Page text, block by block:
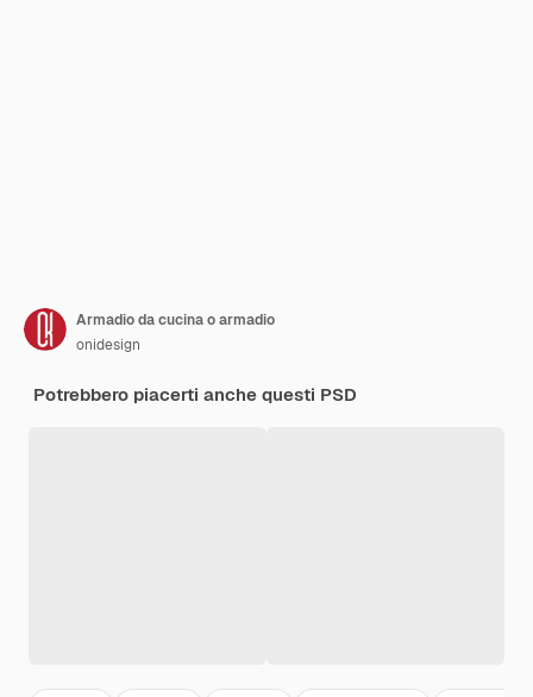
Armadio da cucina o armadio
onidesign
Potrebbero piacerti anche questi PSD